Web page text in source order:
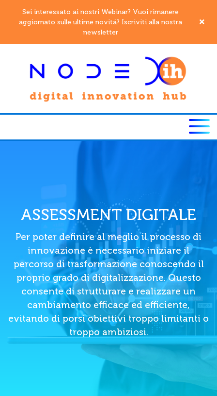
Sei interessato ai nostri Webinar? Vuoi rimanere
aggiornato sulle ultime novitá? Iscriviti alla nostra
newsletter
ASSESSMENT DIGITALE
Per poter definire al meglio il processo di
innovazione è necessario iniziare il
percorso di trasformazione conoscendo il
proprio grado di digitalizzazione. Questo
consente di strutturare e realizzare un
cambiamento efficace ed efficiente,
evitando di porsi obiettivi troppo limitanti o
troppo ambiziosi.